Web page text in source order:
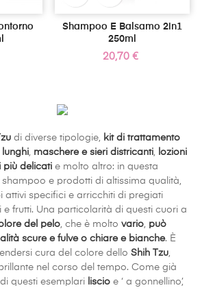
Shampoo E Balsamo 2in1
250ml
Prezzo
20,70 €
di diverse tipologie,
kit di trattamento
maschere e sieri districanti
lozioni
più delicati e molto altro: in questa
e prodotti di altissima qualità,
attivi specifici e arricchiti di pregiati
e frutti. Una particolarità di questi cuori a
del pelo , che è molto vario può
scure e fulve o chiare e bianche. È
cura del colore dello Shih Tzu
nel corso del tempo. Come già
di questi esemplari liscio e ‘ a gonnellino’,